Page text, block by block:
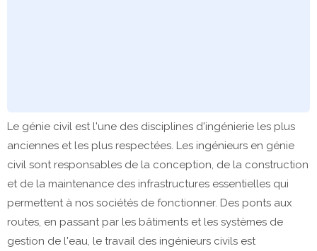
Le génie civil est l'une des disciplines d'ingénierie les plus
anciennes et les plus respectées. Les ingénieurs en génie
civil sont responsables de la conception, de la construction
et de la maintenance des infrastructures essentielles qui
permettent à nos sociétés de fonctionner. Des ponts aux
routes, en passant par les bâtiments et les systèmes de
gestion de l'eau, le travail des ingénieurs civils est